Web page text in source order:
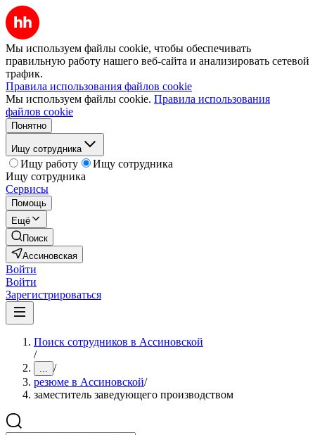
Мы используем файлы cookie, чтобы обеспечивать
правильную работу нашего веб-сайта и анализировать сетевой
трафик.
Правила использования файлов cookie
Мы используем файлы cookie. Правила использования
файлов cookie
Понятно
Ищу сотрудника
Ищу работу
Ищу сотрудника
Ищу сотрудника
Сервисы
Помощь
Ещё
Поиск
Ассиновская
Войти
Войти
Зарегистрироваться
Поиск сотрудников в Ассиновской
/
... /
резюме в Ассиновской/
заместитель заведующего производством